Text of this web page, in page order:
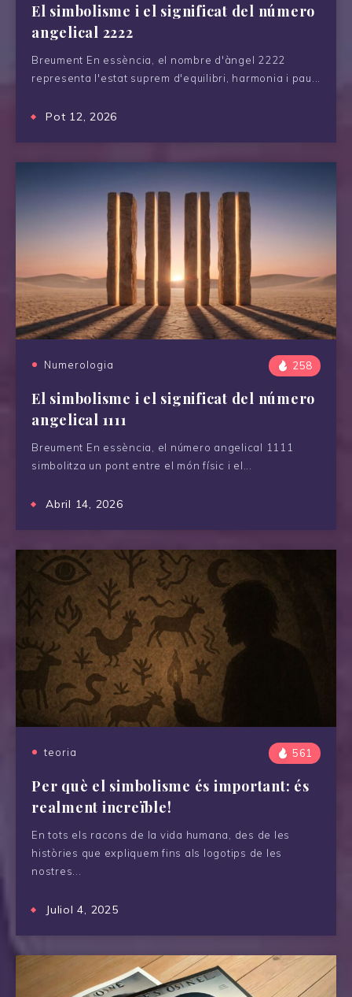
El simbolisme i el significat del número
angelical 2222
Breument En essència, el nombre d'àngel 2222
representa l'estat suprem d'equilibri, harmonia i pau...
Pot 12, 2026
Numerologia 258
El simbolisme i el significat del número
angelical 1111
Breument En essència, el número angelical 1111
simbolitza un pont entre el món físic i el...
Abril 14, 2026
teoria 561
Per què el simbolisme és important: és
realment increïble!
En tots els racons de la vida humana, des de les
històries que expliquem fins als logotips de les
nostres...
Juliol 4, 2025